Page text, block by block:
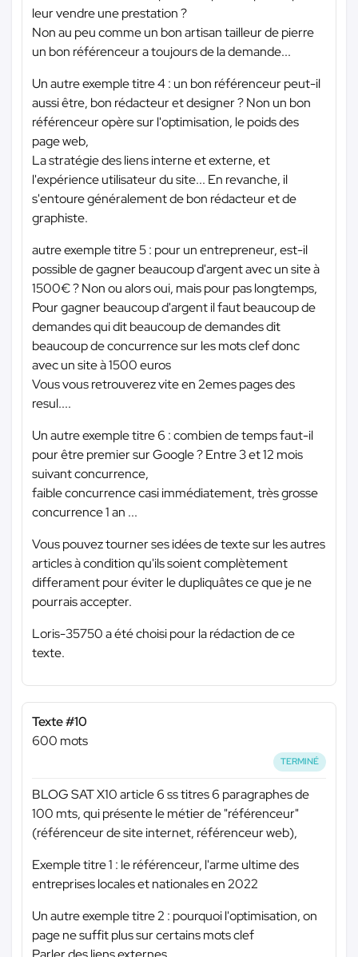
leur vendre une prestation ?
Non au peu comme un bon artisan tailleur de pierre
un bon référenceur a toujours de la demande...
Un autre exemple titre 4 : un bon référenceur peut-il
aussi être, bon rédacteur et designer ? Non un bon
référenceur opère sur l'optimisation, le poids des
page web,
La stratégie des liens interne et externe, et
l'expérience utilisateur du site... En revanche, il
s'entoure généralement de bon rédacteur et de
graphiste.
autre exemple titre 5 : pour un entrepreneur, est-il
possible de gagner beaucoup d'argent avec un site à
1500€ ? Non ou alors oui, mais pour pas longtemps,
Pour gagner beaucoup d'argent il faut beaucoup de
demandes qui dit beaucoup de demandes dit
beaucoup de concurrence sur les mots clef donc
avec un site à 1500 euros
Vous vous retrouverez vite en 2emes pages des
resul....
Un autre exemple titre 6 : combien de temps faut-il
pour être premier sur Google ? Entre 3 et 12 mois
suivant concurrence,
faible concurrence casi immédiatement, très grosse
concurrence 1 an ...
Vous pouvez tourner ses idées de texte sur les autres
articles à condition qu'ils soient complètement
differament pour éviter le dupliquâtes ce que je ne
pourrais accepter.
Loris-35750 a été choisi pour la rédaction de ce
texte.
Texte #10
600 mots
TERMINÉ
BLOG SAT X10 article 6 ss titres 6 paragraphes de
100 mts, qui présente le métier de "référenceur"
(référenceur de site internet, référenceur web),
Exemple titre 1 : le référenceur, l'arme ultime des
entreprises locales et nationales en 2022
Un autre exemple titre 2 : pourquoi l'optimisation, on
page ne suffit plus sur certains mots clef